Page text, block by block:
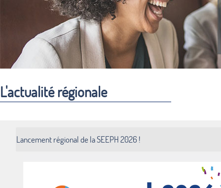
L'actualité régionale
Lancement régional de la SEEPH 2026 !